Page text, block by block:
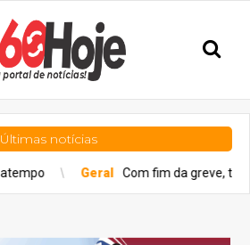
Últimas notícias
Geral Com fim da greve, trens da